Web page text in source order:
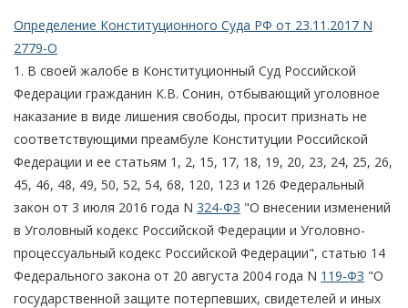
Определение Конституционного Суда РФ от 23.11.2017 N
2779-О
1. В своей жалобе в Конституционный Суд Российской
Федерации гражданин К.В. Сонин, отбывающий уголовное
наказание в виде лишения свободы, просит признать не
соответствующими преамбуле Конституции Российской
Федерации и ее статьям 1, 2, 15, 17, 18, 19, 20, 23, 24, 25, 26,
45, 46, 48, 49, 50, 52, 54, 68, 120, 123 и 126 Федеральный
закон от 3 июля 2016 года N 324-ФЗ "О внесении изменений
в Уголовный кодекс Российской Федерации и Уголовно-
процессуальный кодекс Российской Федерации", статью 14
Федерального закона от 20 августа 2004 года N 119-ФЗ "О
государственной защите потерпевших, свидетелей и иных